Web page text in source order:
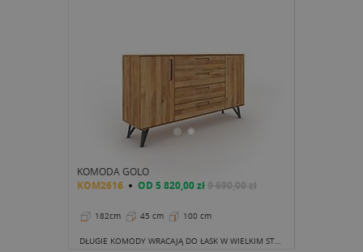
KOMODA GOLO
KOM2616 OD 5 820,00 zł9 690,00 zł
182cm 45 cm 100 cm
DŁUGIE KOMODY WRACAJĄ DO ŁASK W WIELKIM STYLU